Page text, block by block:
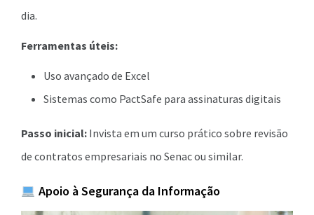
dia.
Ferramentas úteis:
Uso avançado de Excel
Sistemas como PactSafe para assinaturas digitais
Passo inicial: Invista em um curso prático sobre revisão
de contratos empresariais no Senac ou similar.
Apoio à Segurança da Informação